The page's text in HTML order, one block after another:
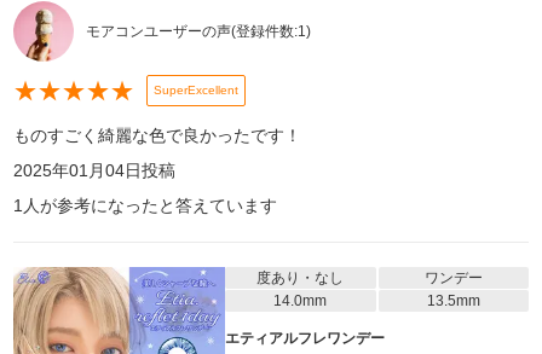
モアコンユーザーの声(登録件数:1)
★★★★★ SuperExcellent
ものすごく綺麗な色で良かったです！
2025年01月04日投稿
1 人が参考になったと答えています
度あり・なし
ワンデー
14.0mm
13.5mm
エティアルフレワンデー